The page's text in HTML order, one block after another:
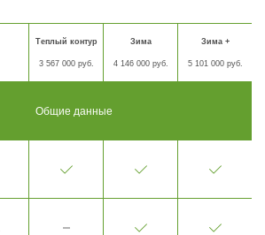
Теплый контур
3 567 000 руб.
Зима
4 146 000 руб.
Зима +
5 101 000 руб.
Общие данные